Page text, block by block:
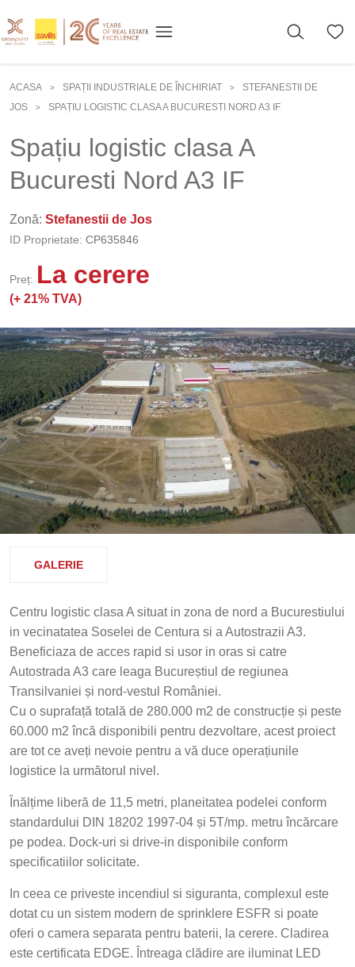
ACASA > SPAȚII INDUSTRIALE DE ÎNCHIRIAT >
STEFANESTII DE
JOS
> SPAȚIU LOGISTIC CLASA A BUCURESTI NORD A3 IF
Spațiu logistic clasa A
Bucuresti Nord A3 IF
Zonă: Stefanestii de Jos
ID Proprietate: CP635846
Preț: La cerere
(+ 21% TVA)
GALERIE
Centru logistic clasa A situat in zona de nord a Bucurestiului
in vecinatatea Soselei de Centura si a Autostrazii A3.
Beneficiaza de acces rapid si usor in oras si catre
Autostrada A3 care leaga Bucureștiul de regiunea
Transilvaniei și nord-vestul României.
Cu o suprafață totală de 280.000 m2 de construcție și peste
60.000 m2 încă disponibili pentru dezvoltare, acest proiect
are tot ce aveți nevoie pentru a vă duce operațiunile
logistice la următorul nivel.
Înălțime liberă de 11,5 metri, planeitatea podelei conform
standardului DIN 18202 1997-04 și 5T/mp. metru încărcare
pe podea. Dock-uri si drive-in disponibile conform
specificatiilor solicitate.
In ceea ce priveste incendiul si siguranta, complexul este
dotat cu un sistem modern de sprinklere ESFR si poate
oferi o camera separata pentru baterii, la cerere. Cladirea
este certificata EDGE. Întreaga clădire are iluminat LED